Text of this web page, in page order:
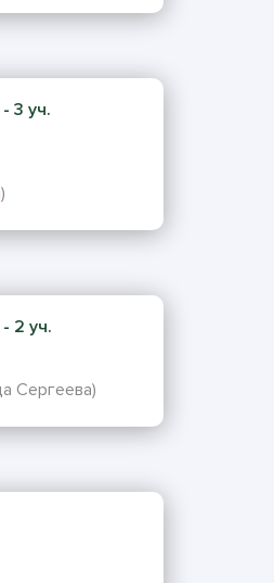
3 уч.
)
2 уч.
Сергеева)